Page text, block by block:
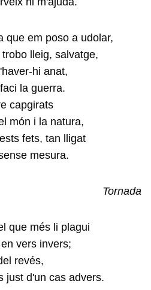
que em poso a udolar,
lleig, salvatge,
hi anat,
la guerra.
capgirats
món i la natura,
fets, tan lligat
mesura.
Tornada
que més li plagui
vers invers;
revés,
just d'un cas advers.